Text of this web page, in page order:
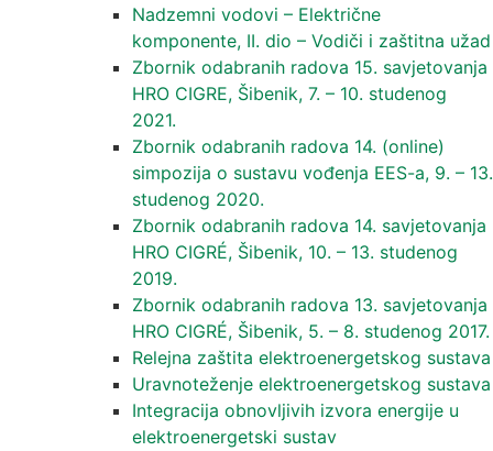
Nadzemni vodovi – Električne
komponente, II. dio – Vodiči i zaštitna užad
Zbornik odabranih radova 15. savjetovanja
HRO CIGRE, Šibenik, 7. – 10. studenog
2021.
Zbornik odabranih radova 14. (online)
simpozija o sustavu vođenja EES-a, 9. – 13.
studenog 2020.
Zbornik odabranih radova 14. savjetovanja
HRO CIGRÉ, Šibenik, 10. – 13. studenog
2019.
Zbornik odabranih radova 13. savjetovanja
HRO CIGRÉ, Šibenik, 5. – 8. studenog 2017.
Relejna zaštita elektroenergetskog sustava
Uravnoteženje elektroenergetskog sustava
Integracija obnovljivih izvora energije u
elektroenergetski sustav